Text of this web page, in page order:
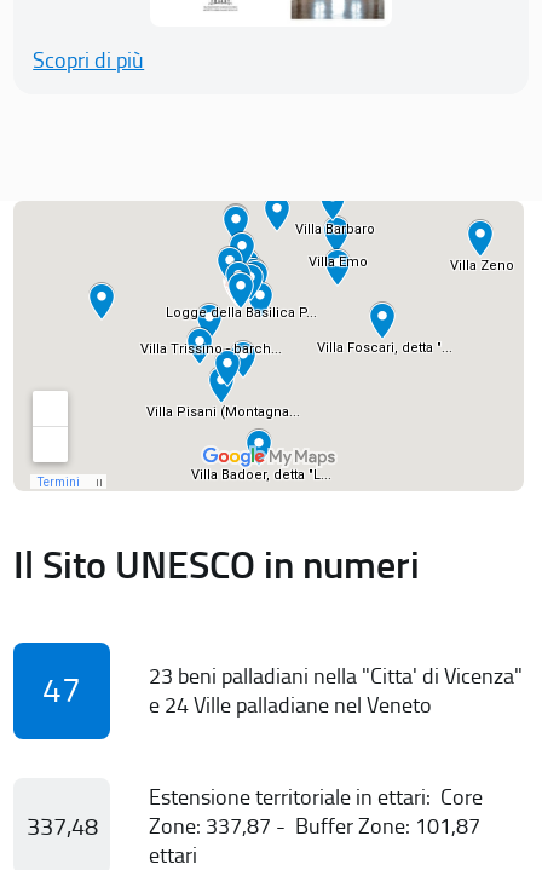
Scopri di più
Il Sito UNESCO in numeri
47
23 beni palladiani nella "Citta' di Vicenza"
e 24 Ville palladiane nel Veneto
337,48
Estensione territoriale in ettari: Core
Zone: 337,87 - Buffer Zone: 101,87
ettari